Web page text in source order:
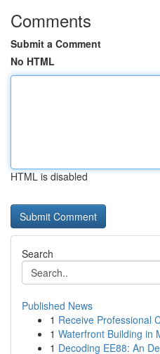
Comments
Submit a Comment
No HTML
HTML is disabled
Search
Published News
1 Receive Professional
1 Waterfront Building in
1 Decoding EE88: An